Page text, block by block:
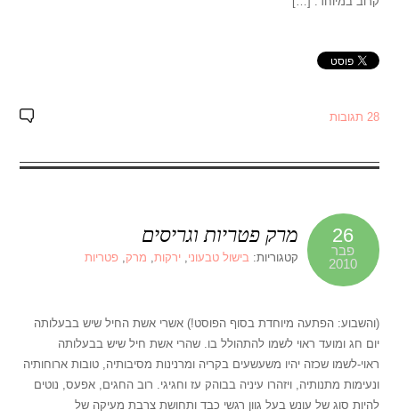
28 תגובות
26
פבר
2010
מרק פטריות וגריסים
קטגוריות:בישול טבעוני,ירקות, מרק,פטריות
(והשבוע: הפתעה מיוחדת בסוף הפוסט!) אשרי אשת החיל שיש בבעלותה
יום חג ומועד ראוי לשמו להתהולל בו. שהרי אשת חיל שיש בבעלותה
ראוי-לשמו שכזה יהיו משעשעים בקריה ומרנינות מסיבותיה, טובות ארוחותיה
ונעימות מתנותיה, ויזהרו עיניה בבוהק עז וחגיגי. רוב החגים, אפעס, נוטים
להיות סוג של עונש בעל גוון רגשי כבד ותחושת צרבת מעיקה של